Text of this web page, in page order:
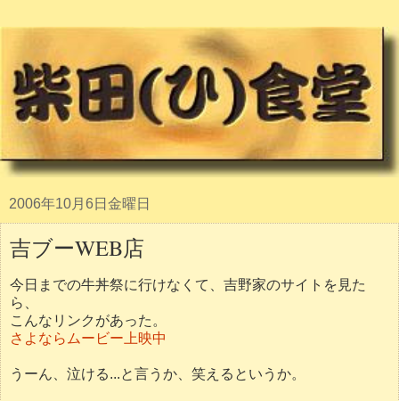
2006年10月6日金曜日
吉ブーWEB店
今日までの牛丼祭に行けなくて、吉野家のサイトを見た
ら、
こんなリンクがあった。
さよならムービー上映中
うーん、泣ける...と言うか、笑えるというか。